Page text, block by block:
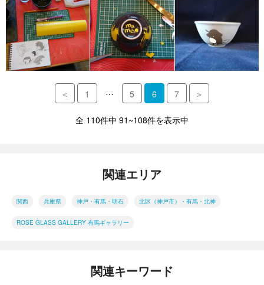
＜ 1 … 5 6 7 ＞
全 110件中 91~108件を表示中
関連エリア
関西 兵庫県 神戸・有馬・明石 北区（神戸市）・有馬・北神
ROSE GLASS GALLERY 有馬ギャラリー
関連キーワード